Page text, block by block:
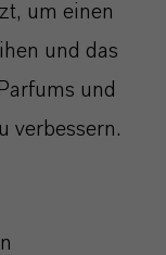
um einen
und das
und
verbessern.